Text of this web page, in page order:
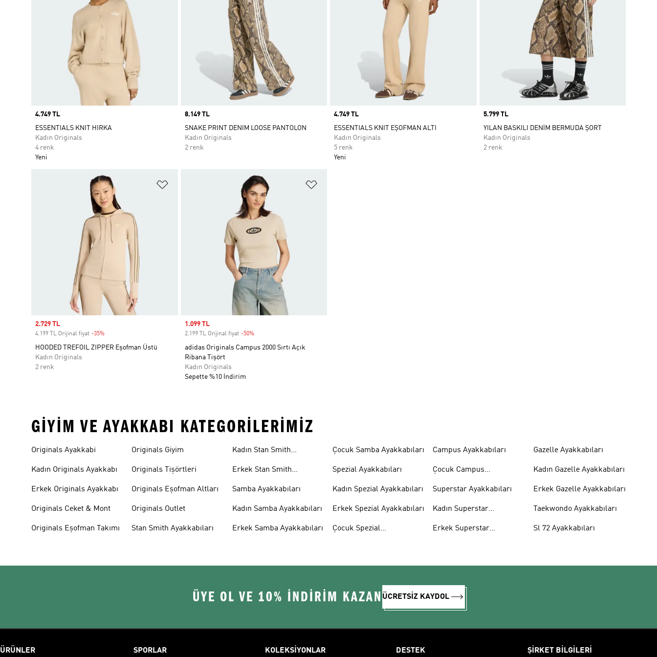
Price
4.749 TL
ESSENTIALS KNIT HIRKA
Kadın Originals
4 renk
Yeni
Price
8.149 TL
SNAKE PRINT DENIM LOOSE PANTOLON
Kadın Originals
2 renk
Price
4.749 TL
ESSENTIALS KNIT EŞOFMAN ALTI
Kadın Originals
5 renk
Yeni
Price
5.799 TL
YILAN BASKILI DENİM BERMUDA ŞORT
Kadın Originals
2 renk
Sale price
2.729 TL
4.199 TL Orijinal fiyat -35%
HOODED TREFOIL ZIPPER Eşofman Üstü
Kadın Originals
2 renk
Sale price
1.099 TL
2.199 TL Orijinal fiyat -50%Discount
adidas Originals Campus 2000 Sırtı Açık
Ribana Tişört
Kadın Originals
Sepette %10 İndirim
GIYIM VE AYAKKABI KATEGORILERIMIZ
Originals Ayakkabi
Kadın Originals Ayakkabı
Erkek Originals Ayakkabı
Originals Ceket & Mont
Originals Eşofman Takımı
Originals Giyim
Originals Tişörtleri
Originals Eşofman Altları
Originals Outlet
Stan Smith Ayakkabıları
Kadın Stan Smith
Erkek Stan Smith
Samba Ayakkabıları
Kadın Samba Ayakkabıları
Erkek Samba Ayakkabıları
Çocuk Samba Ayakkabıları
Spezial Ayakkabıları
Kadın Spezial Ayakkabıları
Erkek Spezial Ayakkabıları
Çocuk Spezial
Campus Ayakkabıları
Çocuk Campus
Superstar Ayakkabıları
Kadın Superstar
Erkek Superstar
Gazelle Ayakkabıları
Kadın Gazelle Ayakkabıları
Erkek Gazelle Ayakkabıları
Taekwondo Ayakkabıları
Sl 72 Ayakkabıları
ÜYE OL VE 10% İNDİRİM KAZAN ÜCRETSİZ KAYDOL
ÜRÜNLER SPORLAR KOLEKSİYONLAR DESTEK ŞİRKET BİLGİLERİ